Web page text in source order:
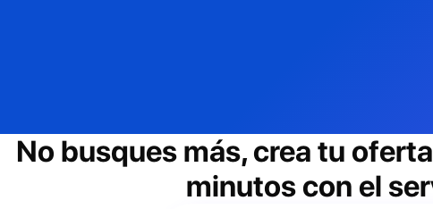
No busques más, crea tu
minutos con el